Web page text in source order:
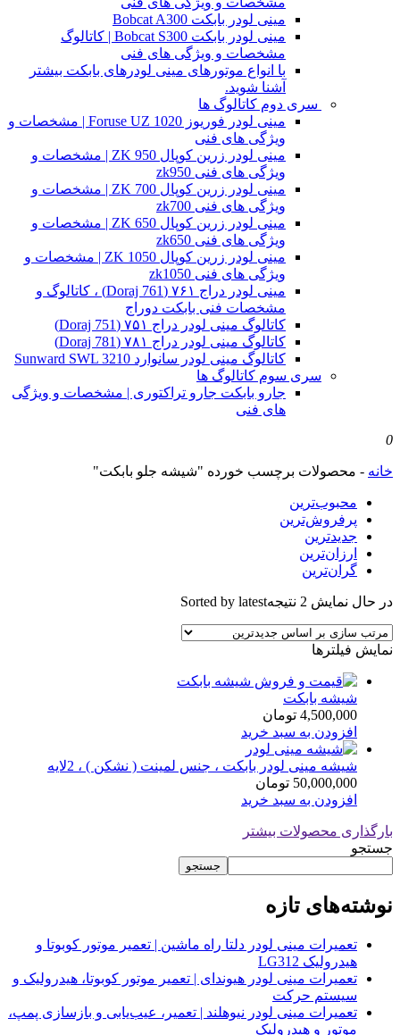
مینی لودر بابکت Bobcat A300
مینی لودر بابکت Bobcat S300 | کاتالوگ
مشخصات و ویژگی های فنی
با انواع موتورهای مینی لودرهای بابکت بیشتر
آشنا شوید.
سری دوم کاتالوگ ها
مینی لودر فوریوز Foruse UZ 1020 | مشخصات و
ویژگی های فنی
مینی لودر زرین کوپال ZK 950 | مشخصات و
ویژگی های فنی zk950
مینی لودر زرین کوپال ZK 700 | مشخصات و
ویژگی های فنی zk700
مینی لودر زرین کوپال ZK 650 | مشخصات و
ویژگی های فنی zk650
مینی لودر زرین کوپال ZK 1050 | مشخصات و
ویژگی های فنی zk1050
مینی لودر دراج ۷۶۱ (Doraj 761) ، کاتالوگ و
مشخصات فنی بابکت دوراج
کاتالوگ مینی لودر دراج ۷۵۱ (Doraj 751)
کاتالوگ مینی لودر دراج ۷۸۱ (Doraj 781)
کاتالوگ مینی لودر سانوارد Sunward SWL 3210
سری سوم کاتالوگ ها
جارو بابکت جارو تراکتوری | مشخصات و ویژگی
های فنی
0
خانه - محصولات برچسب خورده "شیشه جلو بابکت"
محبوب‌ترین
پرفروش‌ترین
جدیدترین
ارزان‌ترین
گران‌ترین
در حال نمایش 2 نتیجه Sorted by latest
نمایش فیلترها
شیشه بابکت
4,500,000 تومان
افزودن به سبد خرید
شیشه مینی لودر بابکت ، جنس لمینت ( نشکن ) ، 2لایه
50,000,000 تومان
افزودن به سبد خرید
بارگذاری محصولات بیشتر
جستجو
جستجو
نوشته‌های تازه
تعمیرات مینی لودر دلتا راه ماشین | تعمیر موتور کوبوتا و
هیدرولیک LG312
تعمیرات مینی لودر هیوندای | تعمیر موتور کوبوتا، هیدرولیک و
سیستم حرکت
تعمیرات مینی لودر نیوهلند | تعمیر، عیب‌یابی و بازسازی پمپ،
موتور و هیدرولیک